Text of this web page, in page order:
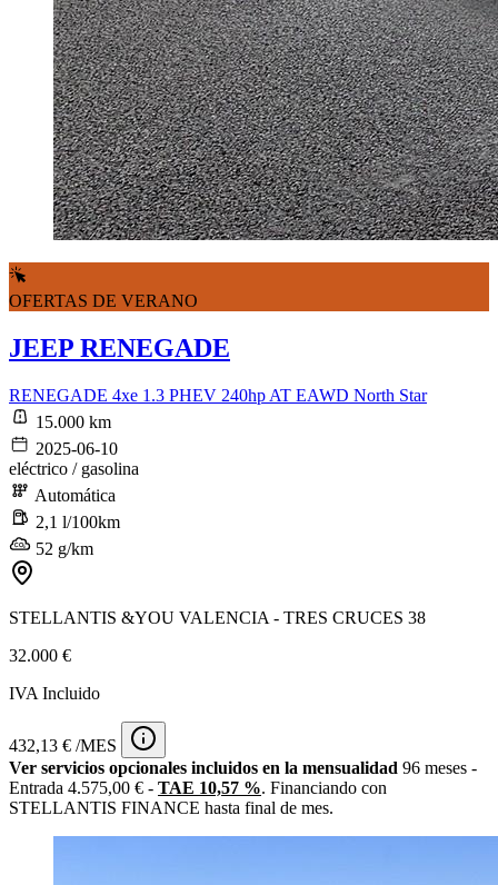
OFERTAS DE VERANO
JEEP RENEGADE
RENEGADE 4xe 1.3 PHEV 240hp AT EAWD North Star
15.000 km
2025-06-10
eléctrico / gasolina
Automática
2,1 l/100km
52 g/km
STELLANTIS &YOU VALENCIA - TRES CRUCES 38
32.000 €
IVA Incluido
432,13 € /MES
Ver servicios opcionales incluidos en la mensualidad 96 meses -
Entrada 4.575,00 € - TAE 10,57 %. Financiando con
STELLANTIS FINANCE hasta final de mes.